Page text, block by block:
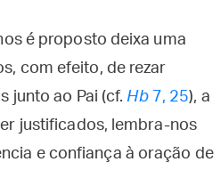
é proposto deixa uma
com efeito, de rezar
junto ao Pai (cf.Hb7, 25), a
justificados, lembra-nos
e confiança à oração de